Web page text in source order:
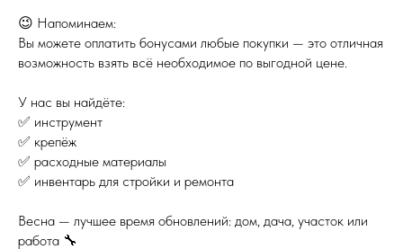
😉 Напоминаем:
Вы можете оплатить бонусами любые покупки — это отличная
возможность взять всё необходимое по выгодной цене.
У нас вы найдёте:
✅ инструмент
✅ крепёж
✅ расходные материалы
✅ инвентарь для стройки и ремонта
Весна — лучшее время обновлений: дом, дача, участок или
работа 🔧